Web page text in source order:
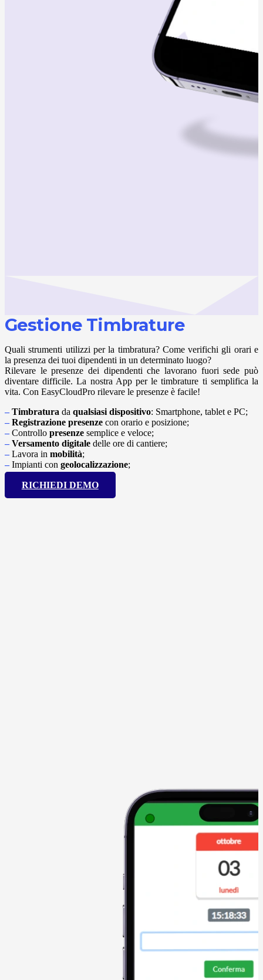
Gestione Timbrature
Quali strumenti utilizzi per la timbratura? Come verifichi gli orari e
la presenza dei tuoi dipendenti in un determinato luogo?
Rilevare le presenze dei dipendenti che lavorano fuori sede può
diventare difficile. La nostra App per le timbrature ti semplifica la
vita. Con EasyCloudPro rilevare le presenze è facile!
– Timbratura da qualsiasi dispositivo: Smartphone, tablet e PC;
– Registrazione presenze con orario e posizione;
– Controllo presenze semplice e veloce;
– Versamento digitale delle ore di cantiere;
– Lavora in mobilità;
– Impianti con geolocalizzazione;
RICHIEDI DEMO